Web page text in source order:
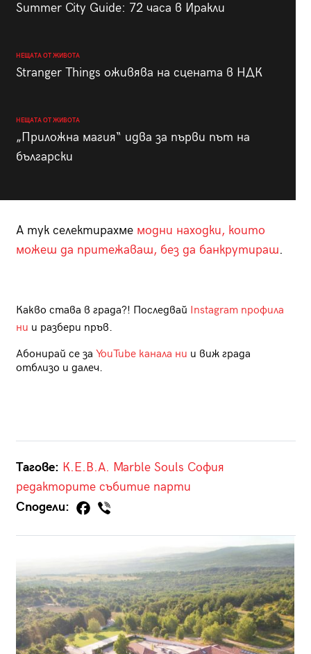
Summer City Guide: 72 часа в Иракли
НЕЩАТА ОТ ЖИВОТА
Stranger Things оживява на сцената в НДК
НЕЩАТА ОТ ЖИВОТА
„Приложна магия“ идва за първи път на
български
А тук селектирахме модни находки, които
можеш да притежаваш, без да банкрутираш.
Какво става в града?! Последвай Instagram профила
ни и разбери пръв.
Абонирай се за YouTube канала ни и виж града
отблизо и далеч.
Тагове: К.Е.В.А. Marble Souls София
редакторите събитие парти
Сподели: